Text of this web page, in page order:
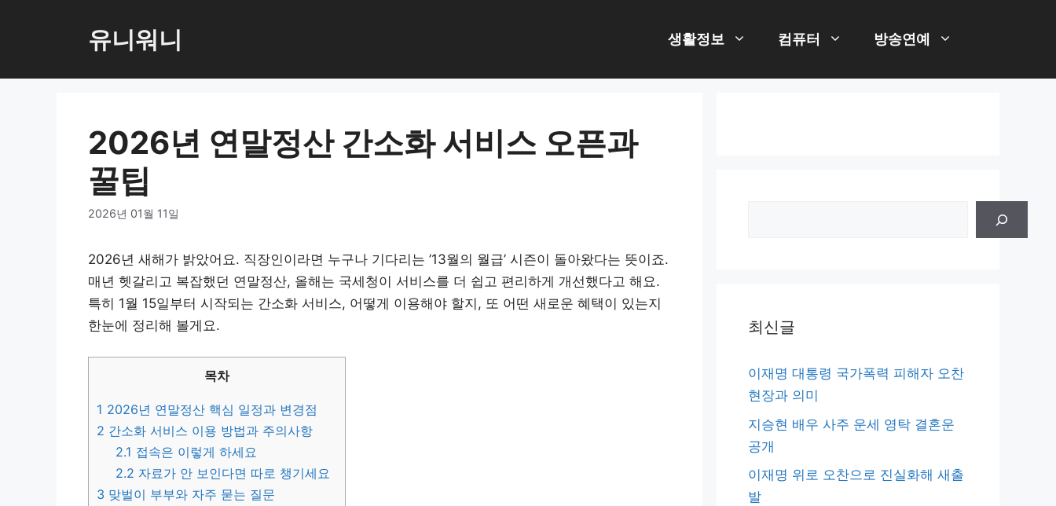
로
유니워니 생활정보 컴퓨터 방송연예
2026년 연말정산 간소화 서비스 오픈과
꿀팁
2026년 01월 11일
2026년 새해가 밝았어요. 직장인이라면 누구나 기다리는 ’13월의 월급’ 시즌이 돌아왔다는 뜻이죠.
매년 헷갈리고 복잡했던 연말정산, 올해는 국세청이 서비스를 더 쉽고 편리하게 개선했다고 해요.
특히 1월 15일부터 시작되는 간소화 서비스, 어떻게 이용해야 할지, 또 어떤 새로운 혜택이 있는지
한눈에 정리해 볼게요.
목차
1 2026년 연말정산 핵심 일정과 변경점
2 간소화 서비스 이용 방법과 주의사항
2.1 접속은 이렇게 하세요
2.2 자료가 안 보인다면 따로 챙기세요
3 맞벌이 부부와 자주 묻는 질문
최신글
이재명 대통령 국가폭력 피해자 오찬
현장과 의미
지승현 배우 사주 운세 영탁 결혼운
공개
이재명 위로 오찬으로 진실화해 새출
발